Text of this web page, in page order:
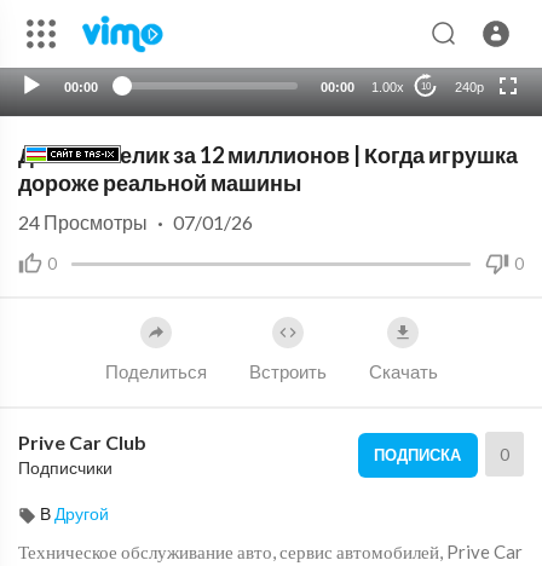
00:00 00:00 1.00x 10 240p
HD
Детский гелик за 12 миллионов | Когда игрушка
дороже реальной машины
0 0
24 Просмотры · 07/01/26
Поделиться Встроить Скачать
Prive Car Club
Подписчики
ПОДПИСКА 0
В Другой
Техническое обслуживание авто, сервис автомобилей, Prive Car